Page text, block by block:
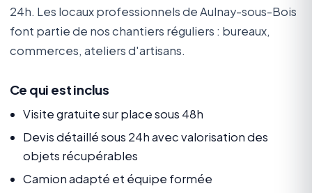
24h. Les locaux professionnels de Aulnay-sous-Bois
font partie de nos chantiers réguliers : bureaux,
commerces, ateliers d'artisans.
Ce qui est inclus
Visite gratuite sur place sous 48h
Devis détaillé sous 24h avec valorisation des
objets récupérables
Camion adapté et équipe formée